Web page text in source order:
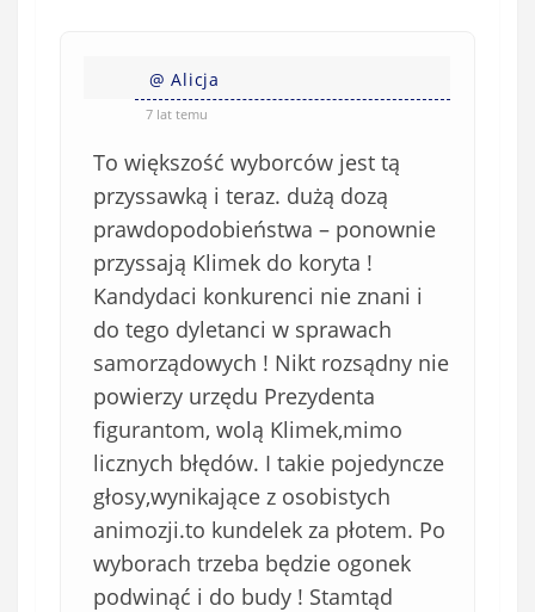
@ Alicja
7 lat temu
To większość wyborców jest tą
przyssawką i teraz. dużą dozą
prawdopodobieństwa – ponownie
przyssają Klimek do koryta !
Kandydaci konkurenci nie znani i
do tego dyletanci w sprawach
samorządowych ! Nikt rozsądny nie
powierzy urzędu Prezydenta
figurantom, wolą Klimek,mimo
licznych błędów. I takie pojedyncze
głosy,wynikające z osobistych
animozji.to kundelek za płotem. Po
wyborach trzeba będzie ogonek
podwinąć i do budy ! Stamtąd